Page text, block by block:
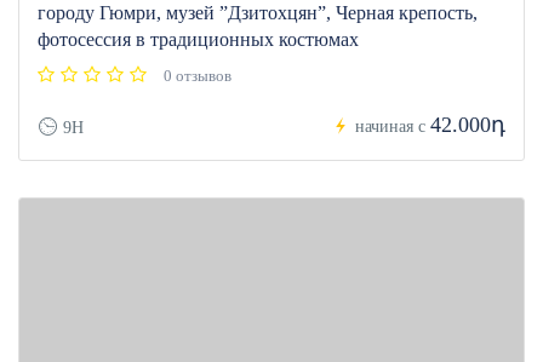
городу Гюмри, музей ”Дзитохцян”, Черная крепость,
фотосессия в традиционных костюмах
0 отзывов
9H начиная с 42.000դ